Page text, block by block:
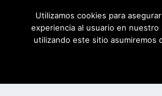
Utilizamos cookies para
experiencia al usuario en
utilizando este sitio asumiremos